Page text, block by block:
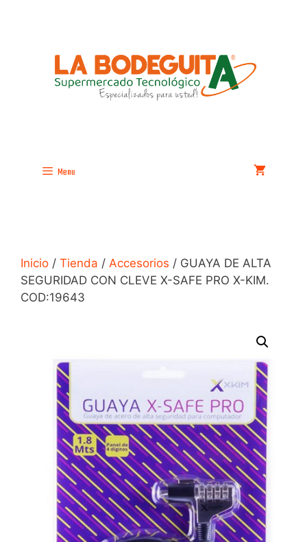
Menu
Inicio / Tienda / Accesorios / GUAYA DE ALTA
SEGURIDAD CON CLEVE X-SAFE PRO X-KIM.
COD:19643